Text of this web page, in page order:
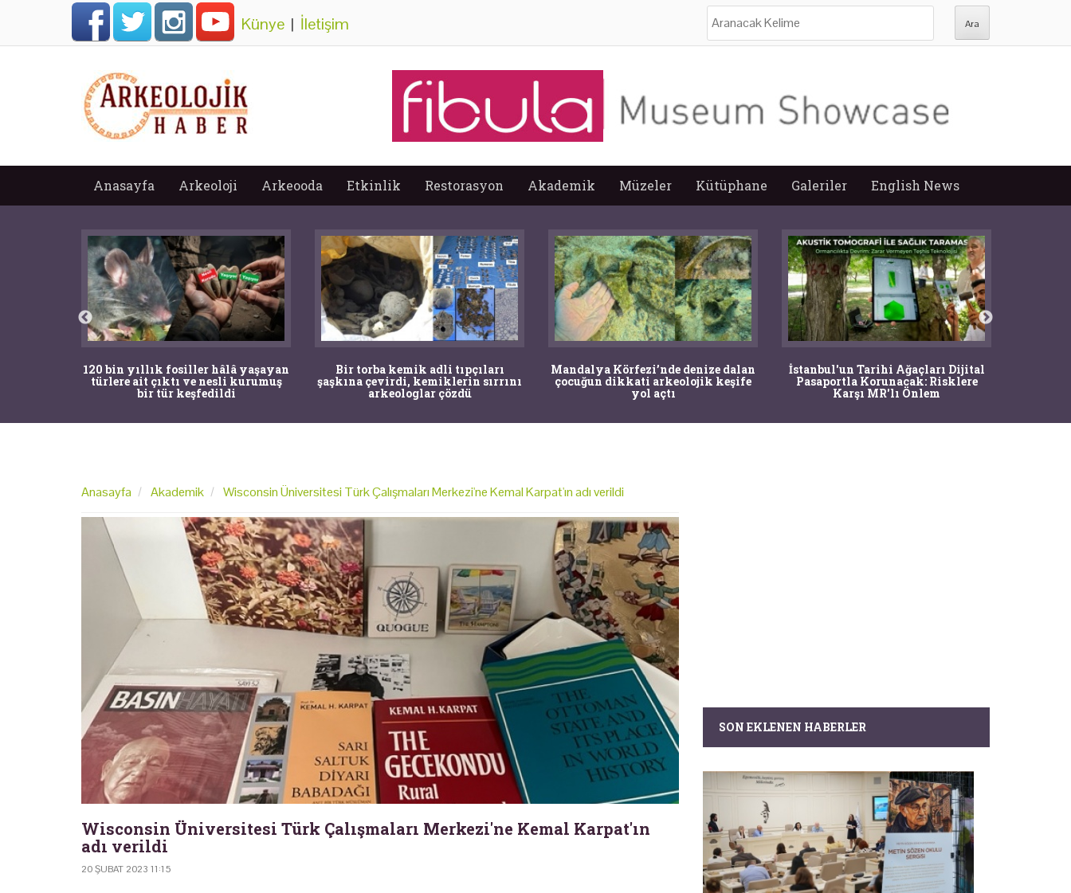
Künye | İletişim
Anasayfa Arkeoloji Arkeooda Etkinlik Restorasyon Akademik Müzeler Kütüphane Galeriler English News
120 bin yıllık fosiller hâlâ yaşayan
türlere ait çıktı ve nesli kurumuş
bir tür keşfedildi
Bir torba kemik adli tıpçıları
şaşkına çevirdi, kemiklerin sırrını
arkeologlar çözdü
Mandalya Körfezi’nde denize dalan
çocuğun dikkati arkeolojik keşife
yol açtı
İstanbul'un Tarihi Ağaçları Dijital
Pasaportla Korunacak: Risklere
Karşı MR'lı Önlem
Anasayfa Akademik Wisconsin Üniversitesi Türk Çalışmaları Merkezi'ne Kemal Karpat'ın adı verildi
Wisconsin Üniversitesi Türk Çalışmaları Merkezi'ne Kemal Karpat'ın
adı verildi
20 ŞUBAT 2023 11:15
SON EKLENEN HABERLER